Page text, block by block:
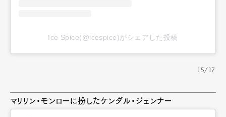
Ice Spice(@icespice)がシェアした投稿
15/17
マリリン・モンローに扮したケンダル・ジェンナー